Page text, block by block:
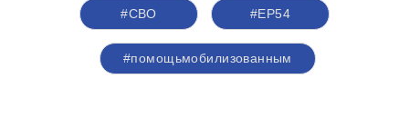
#СВО #ЕР54
#помощьмобилизованным